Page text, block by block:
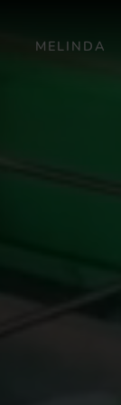
MELINDA